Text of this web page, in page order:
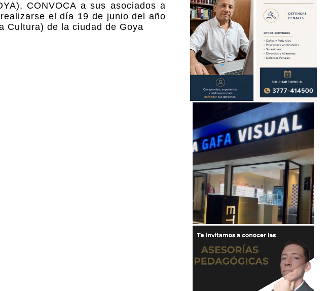
CONVOCA a sus asociados a
el día 19 de junio del año
Cultura) de la ciudad de Goya